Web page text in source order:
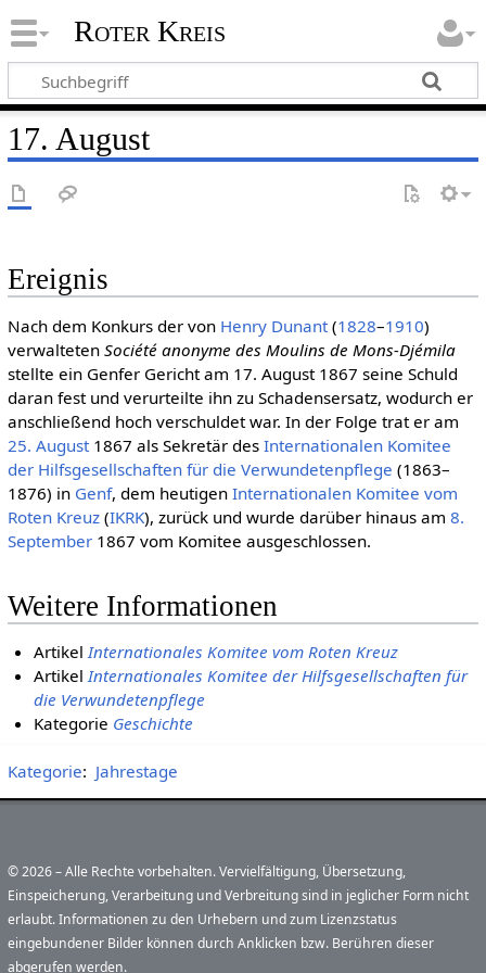
Roter Kreis
17. August
Ereignis
Nach dem Konkurs der von Henry Dunant(1828–1910)
verwalteten Société anonyme des Moulins de Mons-Djémila
stellte ein Genfer Gericht am 17. August 1867 seine Schuld
daran fest und verurteilte ihn zu Schadensersatz, wodurch er
anschließend hoch verschuldet war. In der Folge trat er am
25. August1867 als Sekretär des Internationalen Komitee
der Hilfsgesellschaften für die Verwundetenpflege (1863–
1876) in Genf, dem heutigen Inter­natio­nalen Komitee vom
Roten Kreuz(IKRK), zurück und wurde darüber hinaus am 8.
September1867 vom Komitee ausgeschlossen.
Weitere Informationen
ArtikelInternationales Komitee vom Roten Kreuz
ArtikelInternationales Komitee der Hilfsgesellschaften für
die Verwundetenpflege
Kategorie Geschichte
Kategorie: Jahrestage
© 2026 – Alle Rechte vorbehalten. Vervielfältigung, Übersetzung,
Einspeicherung, Verarbeitung und Verbreitung sind in jeglicher Form nicht
erlaubt. Informationen zu den Urhebern und zum Lizenzstatus
eingebundener Bilder können durch Anklicken bzw. Berühren dieser
abgerufen werden.